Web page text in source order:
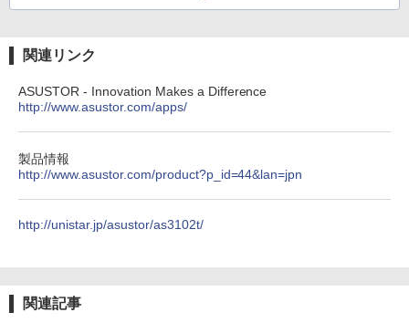
関連リンク
ASUSTOR - Innovation Makes a Difference
http://www.asustor.com/apps/
製品情報
http://www.asustor.com/product?p_id=44&lan=jpn
http://unistar.jp/asustor/as3102t/
関連記事